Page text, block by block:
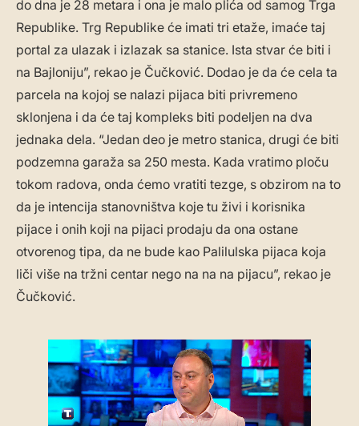
do dna je 28 metara i ona je malo plića od samog Trga
Republike. Trg Republike će imati tri etaže, imaće taj
portal za ulazak i izlazak sa stanice. Ista stvar će biti i
na Bajloniju”, rekao je Čučković. Dodao je da će cela ta
parcela na kojoj se nalazi pijaca biti privremeno
sklonjena i da će taj kompleks biti podeljen na dva
jednaka dela. “Jedan deo je metro stanica, drugi će biti
podzemna garaža sa 250 mesta. Kada vratimo ploču
tokom radova, onda ćemo vratiti tezge, s obzirom na to
da je intencija stanovništva koje tu živi i korisnika
pijace i onih koji na pijaci prodaju da ona ostane
otvorenog tipa, da ne bude kao Palilulska pijaca koja
liči više na tržni centar nego na na na pijacu”, rekao je
Čučković.